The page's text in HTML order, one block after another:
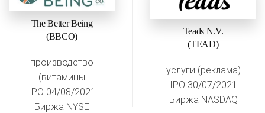
The Better Being
(BBCO)
производство
(витамины
IPO 04/08/2021
Биржа NYSE
Teads N.V.
(TEAD)
услуги (реклама)
IPO 30/07/2021
Биржа NASDAQ